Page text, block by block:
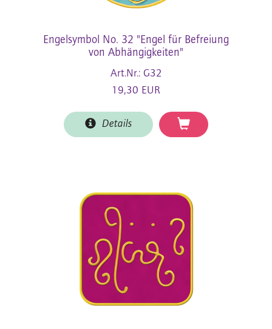
Engelsymbol No. 32 "Engel für Befreiung
von Abhängigkeiten"
Art.Nr.: G32
19,30 EUR
Details